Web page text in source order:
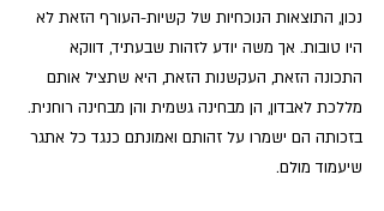
נכון, התוצאות הנוכחיות של קשיות-העורף הזאת לא
היו טובות. אך משה יודע לזהות שבעתיד, דווקא
התכונה הזאת, העקשנות הזאת, היא שתציל אותם
מללכת לאבדון, הן מבחינה גשמית והן מבחינה רוחנית.
בזכותה הם ישמרו על זהותם ואמונתם כנגד כל אתגר
שיעמוד מולם.